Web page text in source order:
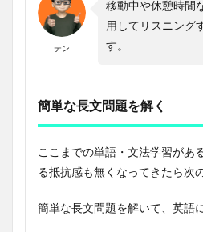
テン
移動中や休憩時間
用してリスニング
す。
簡単な長文問題を解く
ここまでの単語・文法学習があ
る抵抗感も無くなってきたら次
簡単な長文問題を解いて、英語